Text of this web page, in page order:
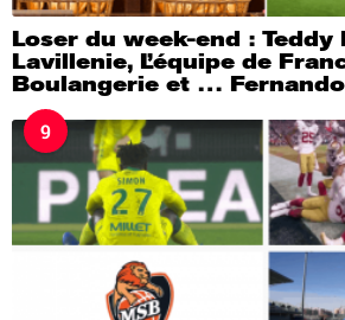
Loser du week-end : Teddy
Lavillenie, L’équipe de
Boulangerie et …
9